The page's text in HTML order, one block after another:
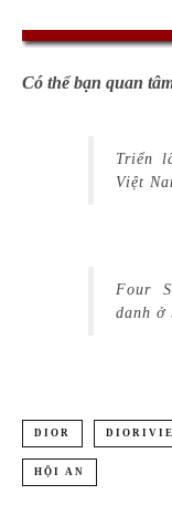
Có thể bạn quan
Triển
Việt
Four
danh ở
DIOR
HỘI AN